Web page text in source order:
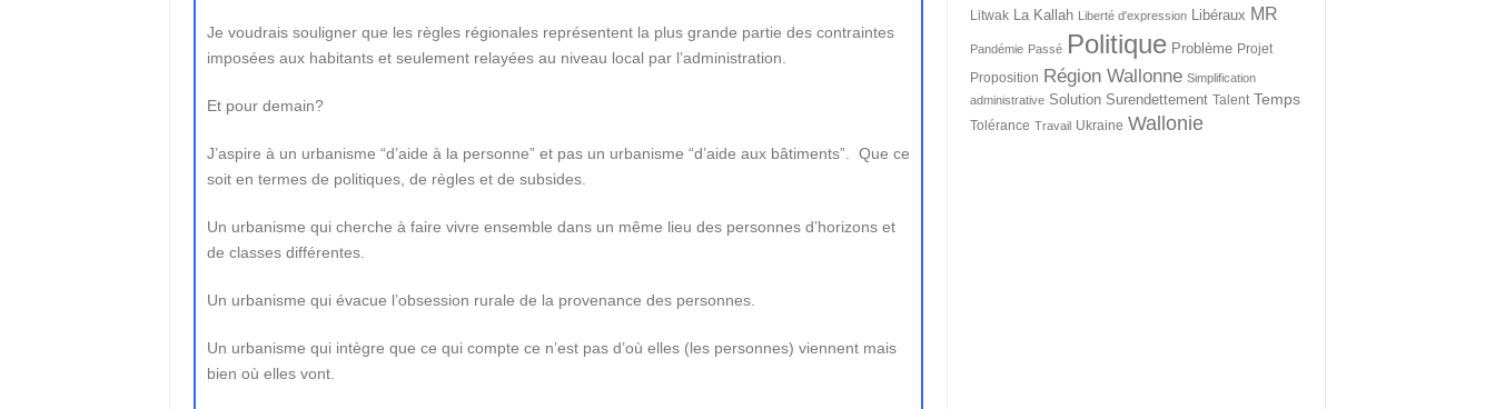
Je voudrais souligner que les règles régionales représentent la plus grande partie des contraintes
imposées aux habitants et seulement relayées au niveau local par l’administration.
Et pour demain?
J’aspire à un urbanisme “d’aide à la personne” et pas un urbanisme “d’aide aux bâtiments”. Que ce
soit en termes de politiques, de règles et de subsides.
Un urbanisme qui cherche à faire vivre ensemble dans un même lieu des personnes d’horizons et
de classes différentes.
Un urbanisme qui évacue l’obsession rurale de la provenance des personnes.
Un urbanisme qui intègre que ce qui compte ce n’est pas d’où elles (les personnes) viennent mais
bien où elles vont.
Litwak La Kallah Liberté d'expression Libéraux MR
Pandémie Passé Politique Problème Projet
Proposition Région Wallonne Simplification
administrative Solution Surendettement Talent Temps
Tolérance Travail Ukraine Wallonie